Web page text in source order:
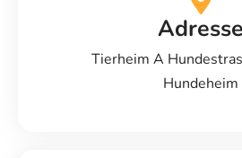
Adresse
Tierheim A
Hundeheim